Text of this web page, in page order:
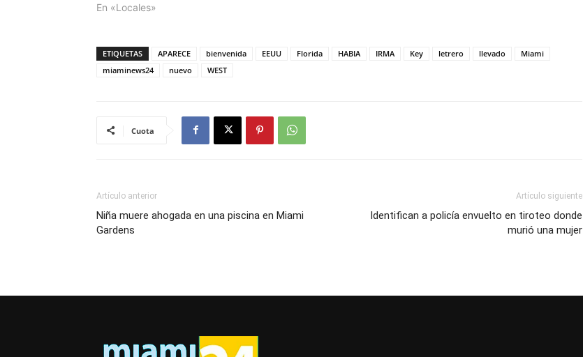
En «Locales»
ETIQUETAS APARECE bienvenida EEUU Florida HABIA IRMA Key letrero llevado
Miami
miaminews24
nuevo WEST
Cuota
Artículo anterior
Niña muere ahogada en una piscina en Miami
Gardens
Artículo siguiente
Identifican a policía envuelto en tiroteo donde
murió una mujer